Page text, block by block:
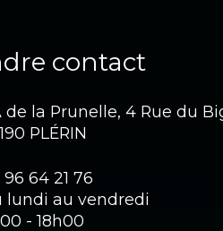
contact
de la Prunelle, 4 Rue du
PLÉRIN
64 21 76
lundi au vendredi
- 18h00